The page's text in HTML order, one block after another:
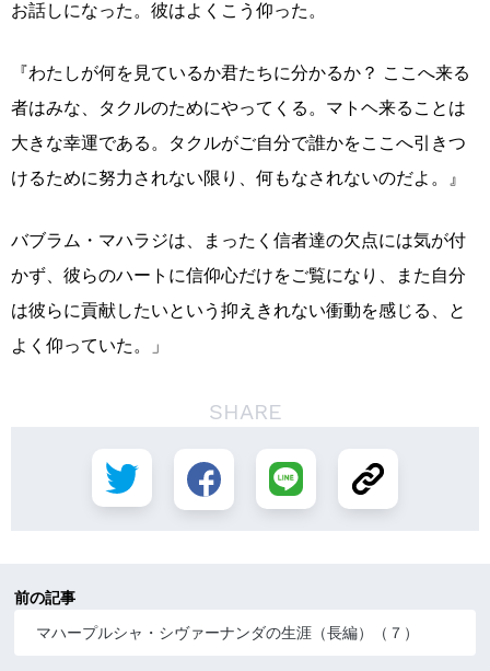
お話しになった。彼はよくこう仰った。
『わたしが何を見ているか君たちに分かるか？ ここへ来る
者はみな、タクルのためにやってくる。マトヘ来ることは
大きな幸運である。タクルがご自分で誰かをここへ引きつ
けるために努力されない限り、何もなされないのだよ。』
バブラム・マハラジは、まったく信者達の欠点には気が付
かず、彼らのハートに信仰心だけをご覧になり、また自分
は彼らに貢献したいという抑えきれない衝動を感じる、と
よく仰っていた。」
SHARE
前の記事
マハープルシャ・シヴァーナンダの生涯（長編）（７）